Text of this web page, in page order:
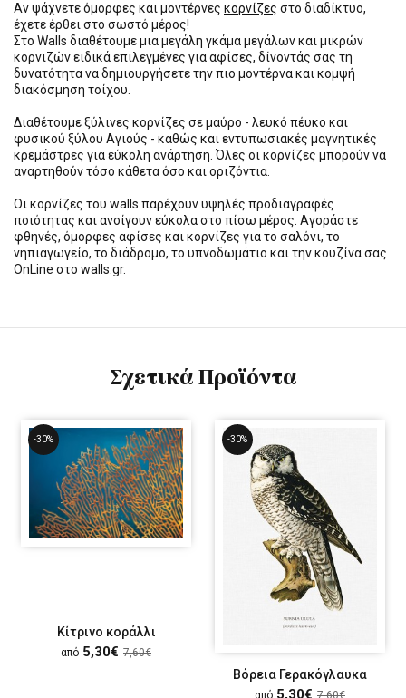
Αν ψάχνετε όμορφες και μοντέρνες κορνίζες στο διαδίκτυο,
έχετε έρθει στο σωστό μέρος!
Στο Walls διαθέτουμε μια μεγάλη γκάμα μεγάλων και μικρών
κορνιζών ειδικά επιλεγμένες για αφίσες, δίνοντάς σας τη
δυνατότητα να δημιουργήσετε την πιο μοντέρνα και κομψή
διακόσμηση τοίχου.
Διαθέτουμε ξύλινες κορνίζες σε μαύρο - λευκό πέυκο και
φυσικού ξύλου Αγιούς - καθώς και εντυπωσιακές μαγνητικές
κρεμάστρες για εύκολη ανάρτηση. Όλες οι κορνίζες μπορούν να
αναρτηθούν τόσο κάθετα όσο και οριζόντια.
Οι κορνίζες του walls παρέχουν υψηλές προδιαγραφές
ποιότητας και ανοίγουν εύκολα στο πίσω μέρος. Αγοράστε
φθηνές, όμορφες αφίσες και κορνίζες για το σαλόνι, το
νηπιαγωγείο, το διάδρομο, το υπνοδωμάτιο και την κουζίνα σας
OnLine στο walls.gr.
Σχετικά Προϊόντα
-30%
Κίτρινο κοράλλι
από 5,30€ 7,60€
-30%
Βόρεια Γερακόγλαυκα
από 5,30€ 7,60€